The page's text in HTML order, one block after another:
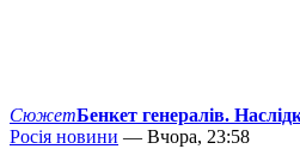
СюжетБенкет генералів.
Росія новини — Вчора, 23:58